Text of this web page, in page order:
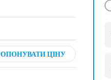
ЦІНУ